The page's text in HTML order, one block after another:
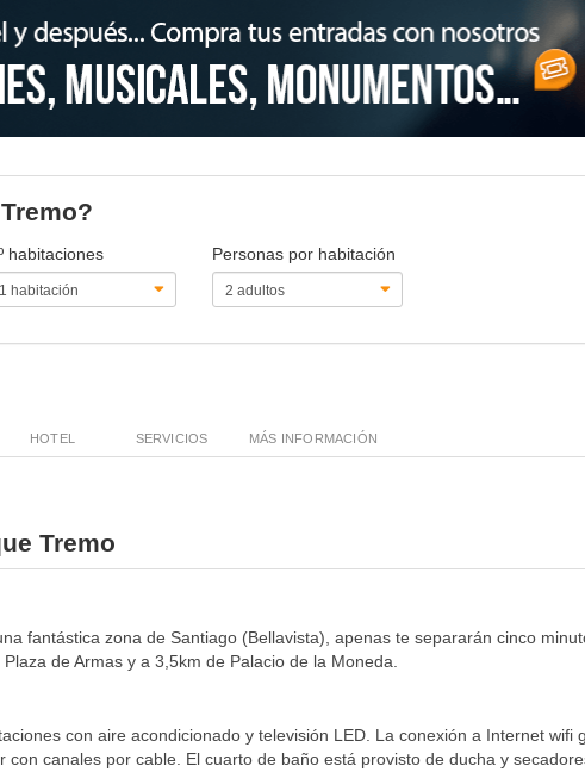
habitaciones
Personas por habitación
HOTEL SERVICIOS MÁS INFORMACIÓN
Tremo
fantástica zona de Santiago (Bellavista), apenas te separarán cinco
de Armas y a 3,5km de Palacio de la Moneda.
con aire acondicionado y televisión LED. La conexión a Internet wifi
canales por cable. El cuarto de baño está provisto de ducha y